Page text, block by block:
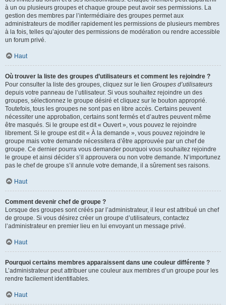
à un ou plusieurs groupes et chaque groupe peut avoir ses permissions. La
gestion des membres par l’intermédiaire des groupes permet aux
administrateurs de modifier rapidement les permissions de plusieurs membres
à la fois, telles qu’ajouter des permissions de modération ou rendre accessible
un forum privé.
Haut
Où trouver la liste des groupes d’utilisateurs et comment les rejoindre ?
Pour consulter la liste des groupes, cliquez sur le lien Groupes d’utilisateurs
depuis votre panneau de l’utilisateur. Si vous souhaitez rejoindre un des
groupes, sélectionnez le groupe désiré et cliquez sur le bouton approprié.
Toutefois, tous les groupes ne sont pas en libre accès. Certains peuvent
nécessiter une approbation, certains sont fermés et d’autres peuvent même
être masqués. Si le groupe est dit « Ouvert », vous pouvez le rejoindre
librement. Si le groupe est dit « À la demande », vous pouvez rejoindre le
groupe mais votre demande nécessitera d’être approuvée par un chef de
groupe. Ce dernier pourra vous demander pourquoi vous souhaitez rejoindre
le groupe et ainsi décider s’il approuvera ou non votre demande. N’importunez
pas le chef de groupe s’il annule votre demande, il a sûrement ses raisons.
Haut
Comment devenir chef de groupe ?
Lorsque des groupes sont créés par l’administrateur, il leur est attribué un chef
de groupe. Si vous désirez créer un groupe d’utilisateurs, contactez
l’administrateur en premier lieu en lui envoyant un message privé.
Haut
Pourquoi certains membres apparaissent dans une couleur différente ?
L’administrateur peut attribuer une couleur aux membres d’un groupe pour les
rendre facilement identifiables.
Haut